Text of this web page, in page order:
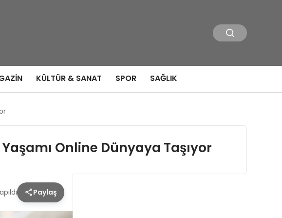
KÜLTÜR & SANAT SPOR SAĞLIK
Online Dünyaya Taşıyor
Paylaş